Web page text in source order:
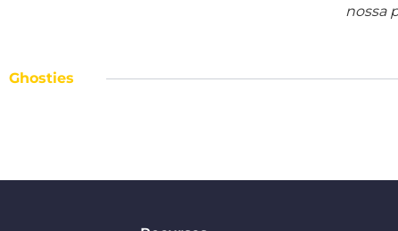
nossa
Ghosties